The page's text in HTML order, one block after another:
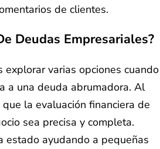
de clientes.
Deudas Empresariales?
explorar varias opciones cuando
a una deuda abrumadora. Al
la evaluación financiera de
sea precisa y completa.
estado ayudando a pequeñas